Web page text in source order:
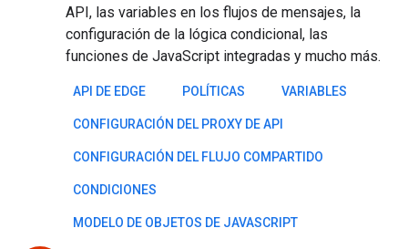
API, las variables en los flujos de mensajes, la
configuración de la lógica condicional, las
funciones de JavaScript integradas y mucho más.
API DE EDGE POLÍTICAS VARIABLES
CONFIGURACIÓN DEL PROXY DE API
CONFIGURACIÓN DEL FLUJO COMPARTIDO
CONDICIONES
MODELO DE OBJETOS DE JAVASCRIPT